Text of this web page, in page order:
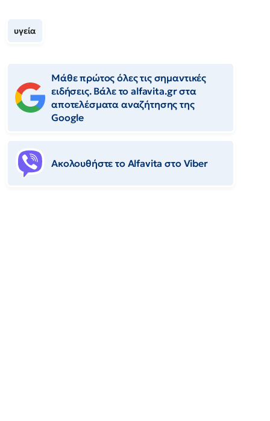
υγεία
Μάθε πρώτος όλες τις σημαντικές
ειδήσεις. Βάλε το alfavita.gr στα
αποτελέσματα αναζήτησης της
Google
Ακολουθήστε το Αlfavita στο Viber